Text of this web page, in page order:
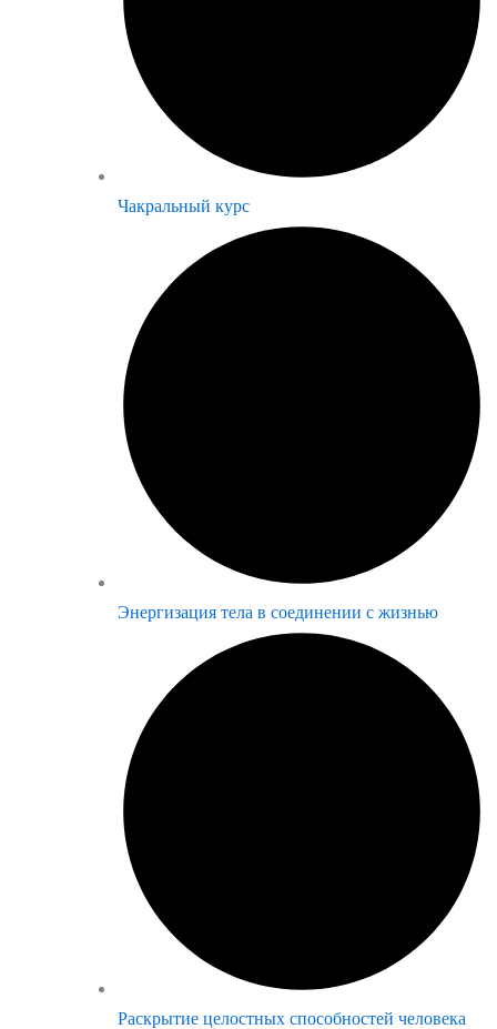
Чакральный курс
Энергизация тела в соединении с жизнью
Раскрытие целостных способностей человека